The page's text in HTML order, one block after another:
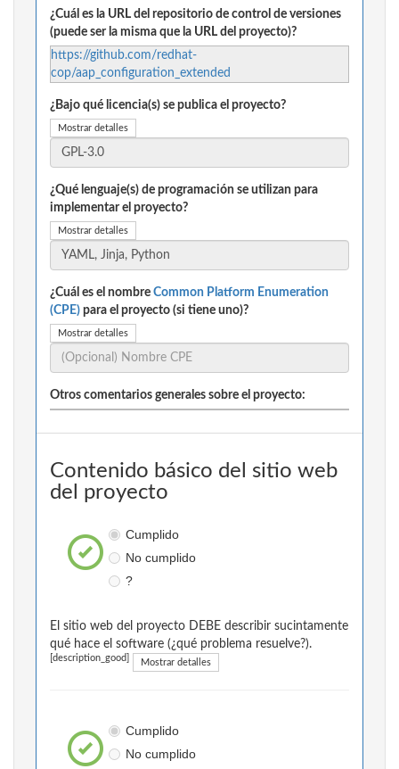
¿Cuál es la URL del repositorio de control de versiones
(puede ser la misma que la URL del proyecto)?
https://github.com/redhat-
cop/aap_configuration_extended
¿Bajo qué licencia(s) se publica el proyecto?
Mostrar detalles
¿Qué lenguaje(s) de programación se utilizan para
implementar el proyecto?
Mostrar detalles
¿Cuál es el nombre Common Platform Enumeration
(CPE) para el proyecto (si tiene uno)?
Mostrar detalles
Otros comentarios generales sobre el proyecto:
Contenido básico del sitio web
del proyecto
Cumplido
No cumplido
?
El sitio web del proyecto DEBE describir sucintamente
qué hace el software (¿qué problema resuelve?).
[description_good] Mostrar detalles
Cumplido
No cumplido